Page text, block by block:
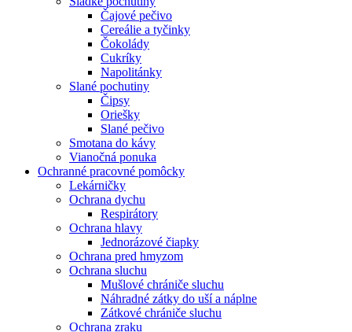
Čajové pečivo
Cereálie a tyčinky
Čokolády
Cukríky
Napolitánky
Slané pochutiny
Čipsy
Oriešky
Slané pečivo
Smotana do kávy
Vianočná ponuka
Ochranné pracovné pomôcky
Lekárničky
Ochrana dychu
Respirátory
Ochrana hlavy
Jednorázové čiapky
Ochrana pred hmyzom
Ochrana sluchu
Mušlové chrániče sluchu
Náhradné zátky do uší a náplne
Zátkové chrániče sluchu
Ochrana zraku